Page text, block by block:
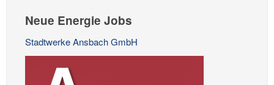
Neue Energie Jobs
Stadtwerke Ansbach GmbH